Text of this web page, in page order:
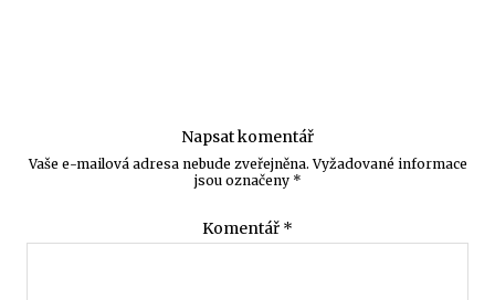
Napsat komentář
Vaše e-mailová adresa nebude zveřejněna. Vyžadované informace
jsou označeny *
Komentář *